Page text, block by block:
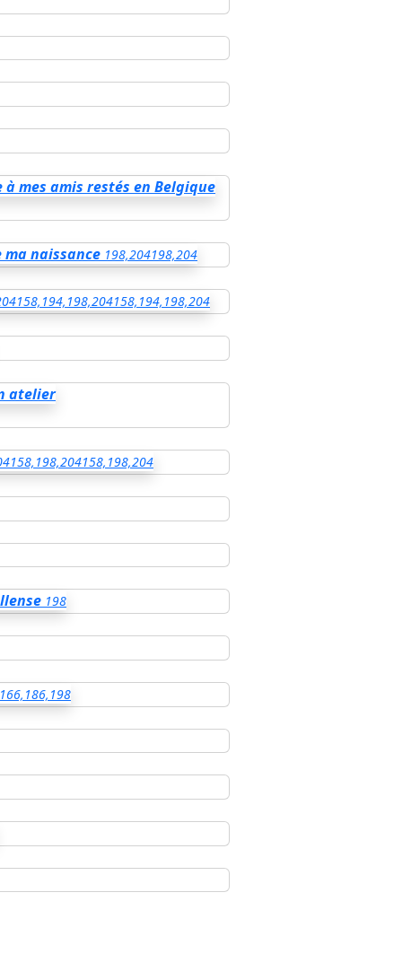
à mes amis restés en Belgique
ma naissance 198,204198,204
158,194,198,204158,194,198,204
atelier
158,198,204158,198,204
198